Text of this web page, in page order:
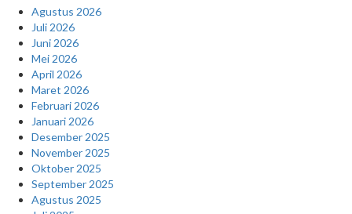
Agustus 2026
Juli 2026
Juni 2026
Mei 2026
April 2026
Maret 2026
Februari 2026
Januari 2026
Desember 2025
November 2025
Oktober 2025
September 2025
Agustus 2025